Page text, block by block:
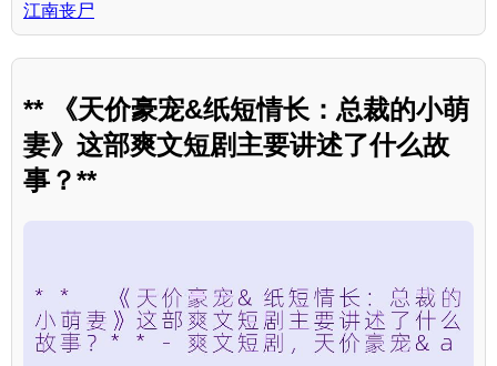
江南丧尸
** 《天价豪宠&纸短情长：总裁的小萌
妻》这部爽文短剧主要讲述了什么故
事？**